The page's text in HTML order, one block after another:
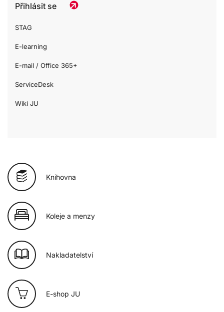
Přihlásit se
STAG
E-learning
E-mail / Office 365+
ServiceDesk
Wiki JU
Knihovna
Koleje a menzy
Nakladatelství
E-shop JU